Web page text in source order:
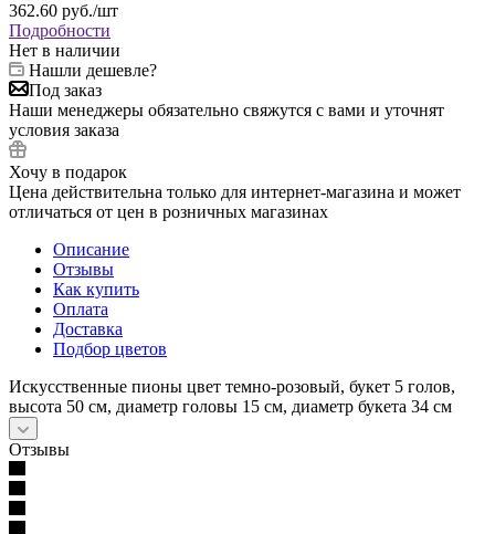
362.60 руб./шт
Подробности
Нет в наличии
Нашли дешевле?
Под заказ
Наши менеджеры обязательно свяжутся с вами и уточнят
условия заказа
Хочу в подарок
Цена действительна только для интернет-магазина и может
отличаться от цен в розничных магазинах
Описание
Отзывы
Как купить
Оплата
Доставка
Подбор цветов
Искусственные пионы цвет темно-розовый, букет 5 голов,
высота 50 см, диаметр головы 15 см, диаметр букета 34 см
Отзывы